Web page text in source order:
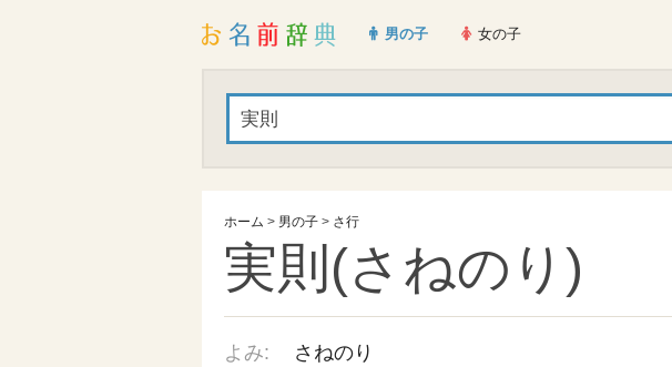
男の子 女の子
ホーム > 男の子 > さ行
実則(さねのり)
よみ:
さねのり